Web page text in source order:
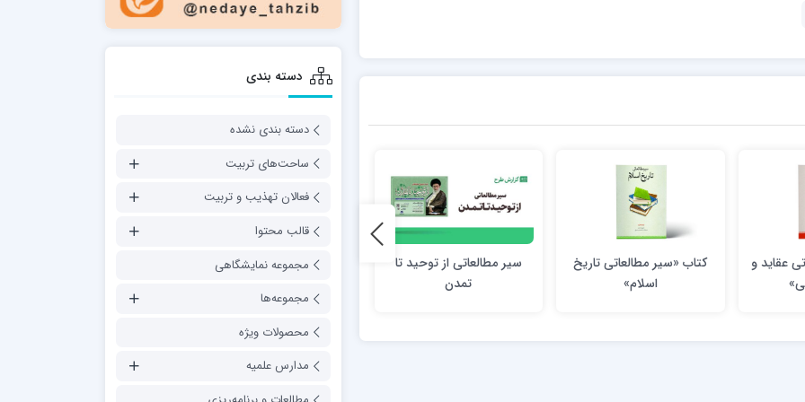
عقاید و
کتاب «سیر مطالعاتی تاریخ
اسلام»
سیر مطالعاتی از توحید تا
تمدن
وظایف اصلی حوزه علمیه از
دسته بندی
دسته بندی نشده
ساحت‌های تربیت
فعالان تهذیب و تربیت
قالب محتوا
مجموعه نمایشگاهی
مجموعه‌ها
محصولات ویژه
مدارس علمیه